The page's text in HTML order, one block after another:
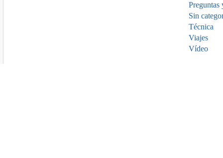
Preguntas
Sin
Técnica
Viajes
Vídeo